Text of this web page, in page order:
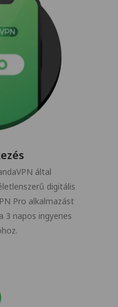
által
digitális
Pro alkalmazást
3 napos ingyenes